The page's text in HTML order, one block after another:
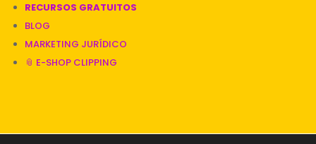
RECURSOS GRATUITOS
BLOG
MARKETING JURÍDICO
📎 E-SHOP CLIPPING